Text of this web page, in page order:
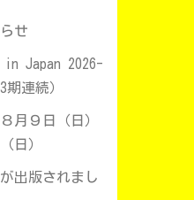
せ
in Japan 2026-
連続）
月９日（日）
日）
出版されまし